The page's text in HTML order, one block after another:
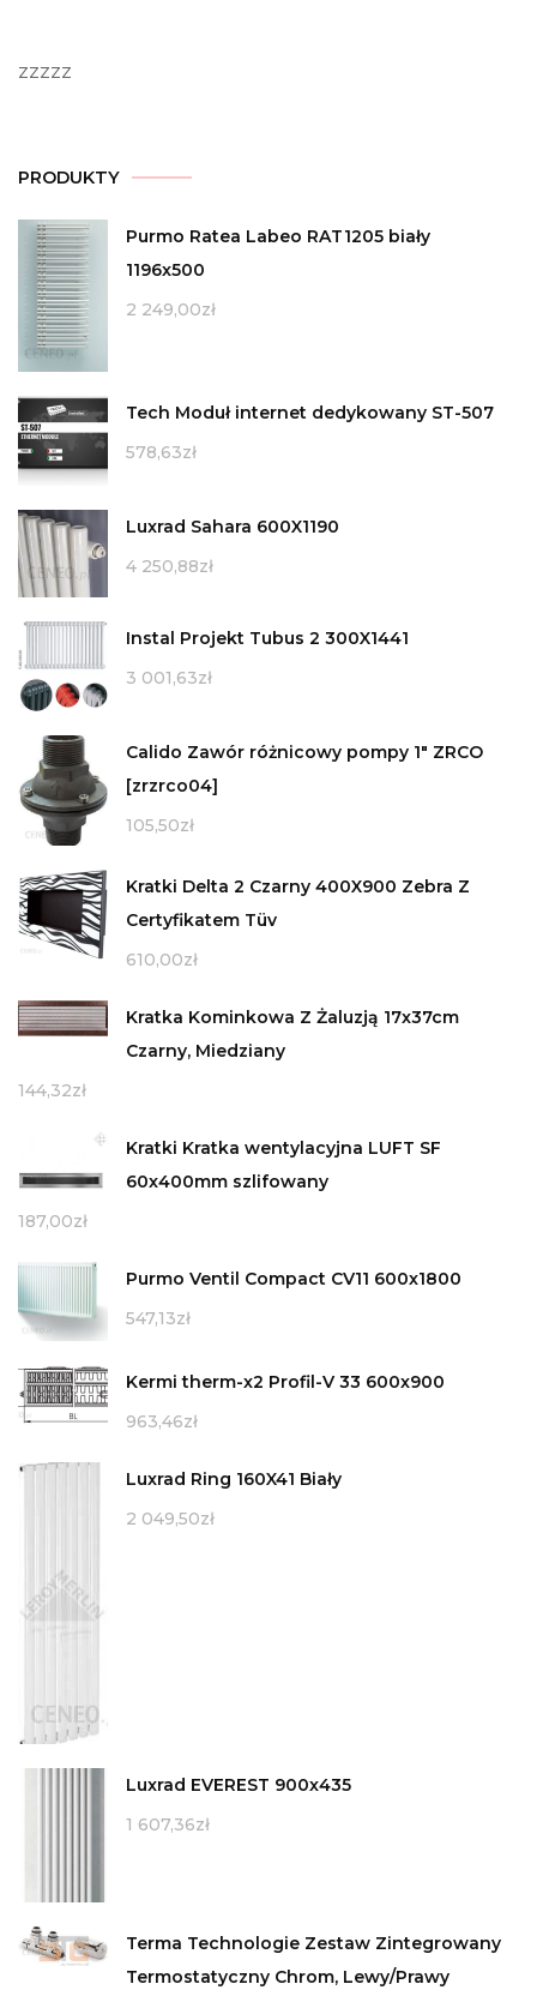
zzzzz
PRODUKTY
Purmo Ratea Labeo RAT1205 biały
1196x500
2 249,00zł
Tech Moduł internet dedykowany ST-507
578,63zł
Luxrad Sahara 600X1190
4 250,88zł
Instal Projekt Tubus 2 300X1441
3 001,63zł
Calido Zawór różnicowy pompy 1" ZRCO
[zrzrco04]
105,50zł
Kratki Delta 2 Czarny 400X900 Zebra Z
Certyfikatem Tüv
610,00zł
Kratka Kominkowa Z Żaluzją 17x37cm
Czarny, Miedziany
144,32zł
Kratki Kratka wentylacyjna LUFT SF
60x400mm szlifowany
187,00zł
Purmo Ventil Compact CV11 600x1800
547,13zł
Kermi therm-x2 Profil-V 33 600x900
963,46zł
Luxrad Ring 160X41 Biały
2 049,50zł
Luxrad EVEREST 900x435
1 607,36zł
Terma Technologie Zestaw Zintegrowany
Termostatyczny Chrom, Lewy/Prawy